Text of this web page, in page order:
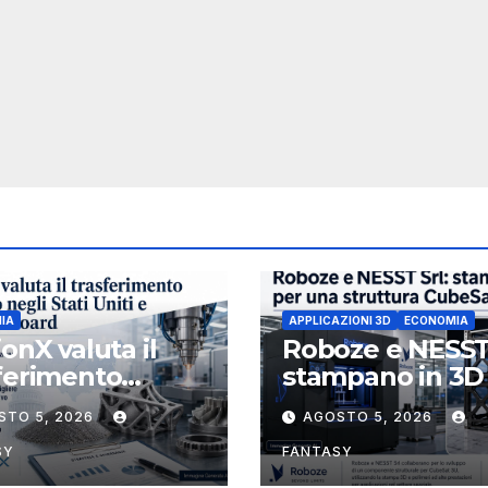
valuta il
negli Stati
e rafforza il
ha nominato
5, 2026
APPLICAZIONI 3D ECONOMIA
Roboze e
stampano in
struttura
3U in Carbon
AGOSTO 5, 2026
FANTASY